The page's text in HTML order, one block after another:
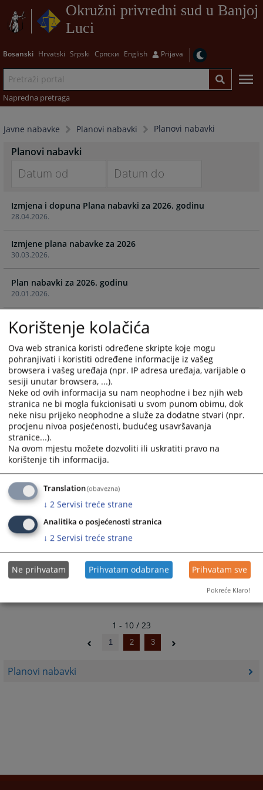
Okružni privredni sud u Banjoj
Luci
Bosanski Hrvatski Srpski Српски English Prijava
Napredna pretraga
Javne nabavke Planovi nabavki Planovi nabavki
Planovi nabavki
Planovi nabavki
forward
to
interact
with
the
calendar
and
select
a
date.
Press
the
question
mark
key
to
get
the
keyboard
shortcuts
for
changing
dates.
forward
interact
with
calendar
and
a
date.
Press
the
question
mark
key
to
get
the
shortcuts
for
changing
dates.
28.04.2026.
Izmjena i dopuna Plana nabavki za 2026. godinu
30.03.2026.
Izmjene plana nabavke za 2026
20.01.2026.
Plan nabavki za 2026. godinu
25.10.2024.
Plan nabavki
25.09.2024.
Izmjene i dopune plana nabavki za 2024. godinu
01.07.2024.
Izmjene plana nabavki za 2024. godinu
16.01.2024.
Plan nabavki za 2024. godinu
24.11.2023.
Izmjene i dopune plana nabavki za 2023. godinu
13.10.2023.
Izmjene i dopune Plana nabavki za 2023. godinu
18.09.2023.
Izmjene i dopune Plana nabavki za 2023. godinu
1 - 10 / 23
1 2 3
Korištenje kolačića
Ova web stranica koristi određene skripte koje mogu
pohranjivati i koristiti određene informacije iz vašeg
browsera i vašeg uređaja (npr. IP adresa uređaja, varijable o
sesiji unutar browsera, ...).
Neke od ovih informacija su nam neophodne i bez njih web
stranica ne bi mogla fukcionisati u svom punom obimu, dok
neke nisu prijeko neophodne a služe za dodatne stvari (npr.
procjenu nivoa posjećenosti, budućeg usavršavanja
stranice...).
Na ovom mjestu možete dozvoliti ili uskratiti pravo na
korištenje tih informacija.
Translation(obavezna)
↓ 2 Servisi treće strane
Analitika o posjećenosti stranica
↓ 2 Servisi treće strane
Ne prihvatam Prihvatam odabrane Prihvatam sve
Pokreće Klaro!